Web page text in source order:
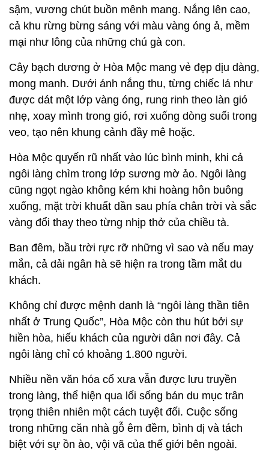
sậm, vương chút buồn mênh mang. Nắng lên cao,
cả khu rừng bừng sáng với màu vàng óng ả, mềm
mại như lông của những chú gà con.
Cây bạch dương ở Hòa Mộc mang vẻ đẹp dịu dàng,
mong manh. Dưới ánh nắng thu, từng chiếc lá như
được dát một lớp vàng óng, rung rinh theo làn gió
nhẹ, xoay mình trong gió, rơi xuống dòng suối trong
veo, tạo nên khung cảnh đầy mê hoặc.
Hòa Mộc quyến rũ nhất vào lúc bình minh, khi cả
ngôi làng chìm trong lớp sương mờ ảo. Ngôi làng
cũng ngọt ngào không kém khi hoàng hôn buông
xuống, mặt trời khuất dần sau phía chân trời và sắc
vàng đổi thay theo từng nhịp thở của chiều tà.
Ban đêm, bầu trời rực rỡ những vì sao và nếu may
mắn, cả dải ngân hà sẽ hiện ra trong tầm mắt du
khách.
Không chỉ được mệnh danh là “ngôi làng thần tiên
nhất ở Trung Quốc”, Hòa Mộc còn thu hút bởi sự
hiền hòa, hiếu khách của người dân nơi đây. Cả
ngôi làng chỉ có khoảng 1.800 người.
Nhiều nền văn hóa cổ xưa vẫn được lưu truyền
trong làng, thể hiện qua lối sống bán du mục trân
trọng thiên nhiên một cách tuyệt đối. Cuộc sống
trong những căn nhà gỗ êm đềm, bình dị và tách
biệt với sự ồn ào, vội vã của thế giới bên ngoài.